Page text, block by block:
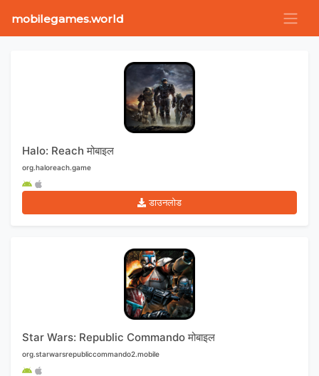
mobilegames.world
Halo: Reach मोबाइल
org.haloreach.game
डाउनलोड
Star Wars: Republic Commando मोबाइल
org.starwarsrepubliccommando2.mobile